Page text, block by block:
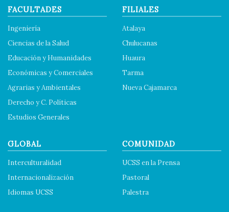
FACULTADES
Ingeniería
Ciencias de la Salud
Educación y Humanidades
Económicas y Comerciales
Agrarias y Ambientales
Derecho y C. Políticas
Estudios Generales
FILIALES
Atalaya
Chulucanas
Huaura
Tarma
Nueva Cajamarca
GLOBAL
Interculturalidad
Internacionalización
Idiomas UCSS
COMUNIDAD
UCSS en la Prensa
Pastoral
Palestra